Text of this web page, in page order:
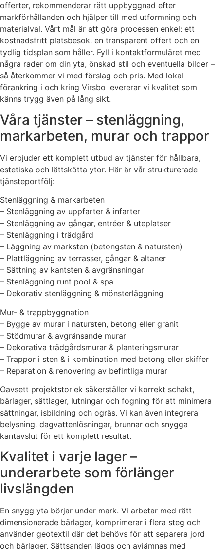
offerter, rekommenderar rätt uppbyggnad efter
markförhållanden och hjälper till med utformning och
materialval. Vårt mål är att göra processen enkel: ett
kostnadsfritt platsbesök, en transparent offert och en
tydlig tidsplan som håller. Fyll i kontaktformuläret med
några rader om din yta, önskad stil och eventuella bilder –
så återkommer vi med förslag och pris. Med lokal
förankring i och kring Virsbo levererar vi kvalitet som
känns trygg även på lång sikt.
Våra tjänster – stenläggning,
markarbeten, murar och trappor
Vi erbjuder ett komplett utbud av tjänster för hållbara,
estetiska och lättskötta ytor. Här är vår strukturerade
tjänsteportfölj:
Stenläggning & markarbeten
– Stenläggning av uppfarter & infarter
– Stenläggning av gångar, entréer & uteplatser
– Stenläggning i trädgård
– Läggning av marksten (betongsten & natursten)
– Plattläggning av terrasser, gångar & altaner
– Sättning av kantsten & avgränsningar
– Stenläggning runt pool & spa
– Dekorativ stenläggning & mönsterläggning
Mur- & trappbyggnation
– Bygge av murar i natursten, betong eller granit
– Stödmurar & avgränsande murar
– Dekorativa trädgårdsmurar & planteringsmurar
– Trappor i sten & i kombination med betong eller skiffer
– Reparation & renovering av befintliga murar
Oavsett projektstorlek säkerställer vi korrekt schakt,
bärlager, sättlager, lutningar och fogning för att minimera
sättningar, isbildning och ogräs. Vi kan även integrera
belysning, dagvattenlösningar, brunnar och snygga
kantavslut för ett komplett resultat.
Kvalitet i varje lager –
underarbete som förlänger
livslängden
En snygg yta börjar under mark. Vi arbetar med rätt
dimensionerade bärlager, komprimerar i flera steg och
använder geotextil där det behövs för att separera jord
och bärlager. Sättsanden läggs och avjämnas med